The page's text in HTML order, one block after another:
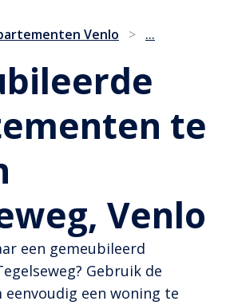
Venlo
> ...
te
Venlo
een gemeubileerd
Gebruik de
een woning te